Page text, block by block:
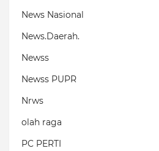
News Nasional
News.Daerah.
Newss
Newss PUPR
Nrws
olah raga
PC PERTI